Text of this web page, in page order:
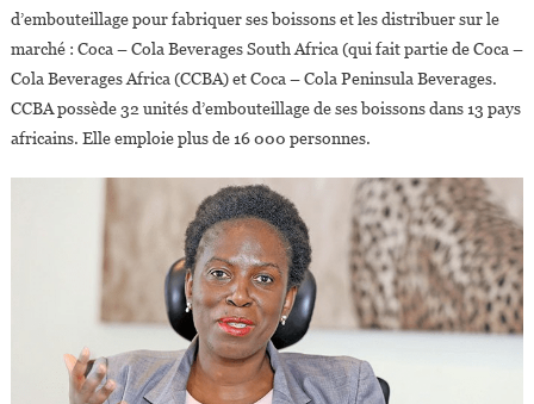
Afrique
Du
d’embouteillage pour fabriquer ses boissons et les distribuer sur le
marché : Coca – Cola Beverages South Africa (qui fait partie de Coca –
Cola Beverages Africa (CCBA) et Coca – Cola Peninsula Beverages.
CCBA possède 32 unités d’embouteillage de ses boissons dans 13 pays
africains. Elle emploie plus de 16 000 personnes.